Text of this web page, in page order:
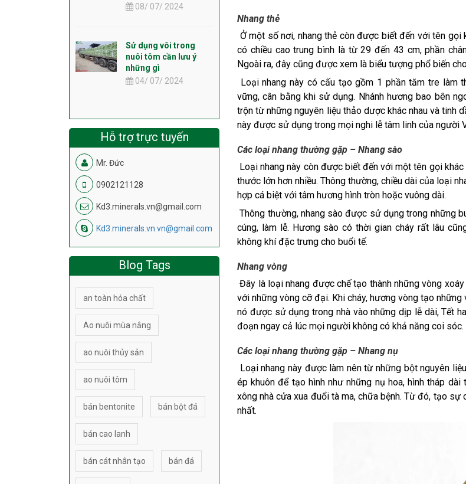
Nhang thẻ
Ở một số nơi, nhang thẻ còn được biết đến với tên gọi
có chiều cao trung bình là từ 29 đến 43 cm, phần
Ngoài ra, đây cũng được xem là biểu tượng phổ biến
Loại nhang này có cấu tạo gồm 1 phần tăm tre làm
vững, cân bằng khi sử dụng. Nhánh hương bao bên
trộn từ những nguyên liệu thảo dược khác nhau và tinh
này được sử dụng trong mọi nghi lễ tâm linh của người
Các loại nhang thường gặp – Nhang sào
Loại nhang này còn được biết đến với một tên gọi
thước lớn hơn nhiều. Thông thường, chiều dài của loại
hợp cá biệt với tâm hương hình tròn hoặc vuông dài.
Thông thường, nhang sào được sử dụng trong những
cúng, làm lễ. Hương sào có thời gian cháy rất lâu
không khí đặc trưng cho buổi tế.
Nhang vòng
Đây là loại nhang được chế tạo thành những vòng
với những vòng cỡ đại. Khi cháy, hương vòng tạo
nó được sử dụng trong nhà vào những dịp lễ dài, Tết
đoạn ngay cả lúc mọi người không có khả năng coi sóc.
Các loại nhang thường gặp – Nhang nụ
Loại nhang này được làm nên từ những bột nguyên
ép khuôn để tạo hình như những nụ hoa, hình tháp
xông nhà cửa xua đuổi tà ma, chữa bệnh. Từ đó, tạo
nhất.
08/ 07/ 2024
Sử dụng vôi trong
nuôi tôm cần lưu ý
những gì
04/ 07/ 2024
Hỗ trợ trực tuyến
Mr. Đức
0902121128
Kd3.minerals.vn@gmail.com
Kd3.minerals.vn.vn@gmail.com
Blog Tags
an toàn hóa chất
Ao nuôi mùa nắng
ao nuôi thủy sản
ao nuôi tôm
bán bentonite bán bột đá
bán cao lanh
bán cát nhân tạo bán đá